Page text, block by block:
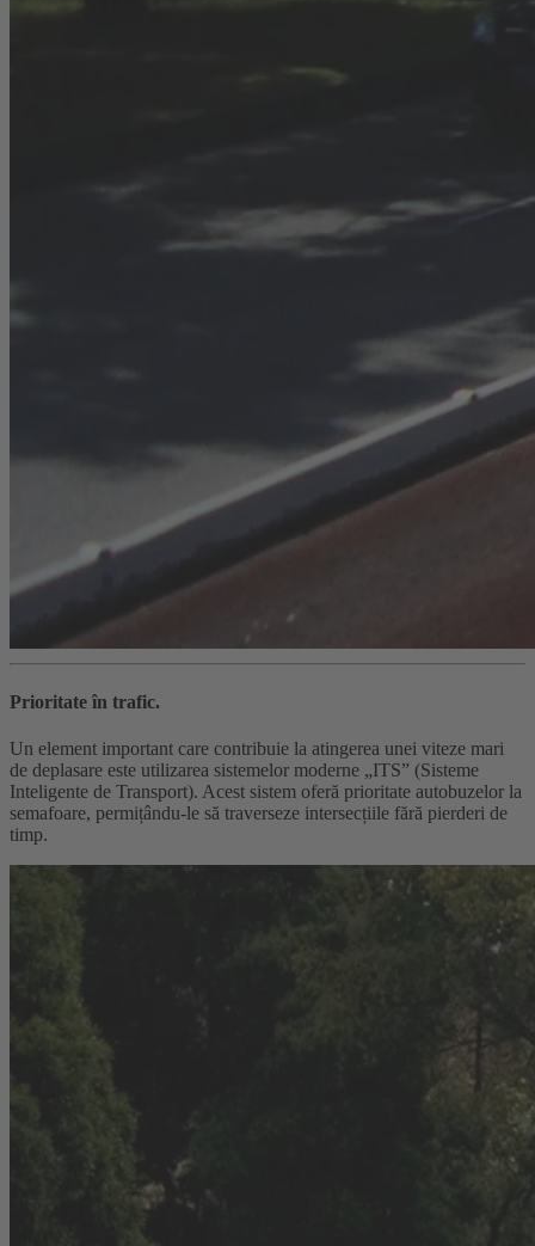
Prioritate în trafic.
Un element important care contribuie la atingerea unei viteze mari
de deplasare este utilizarea sistemelor moderne „ITS” (Sisteme
Inteligente de Transport). Acest sistem oferă prioritate autobuzelor la
semafoare, permițându-le să traverseze intersecțiile fără pierderi de
timp.